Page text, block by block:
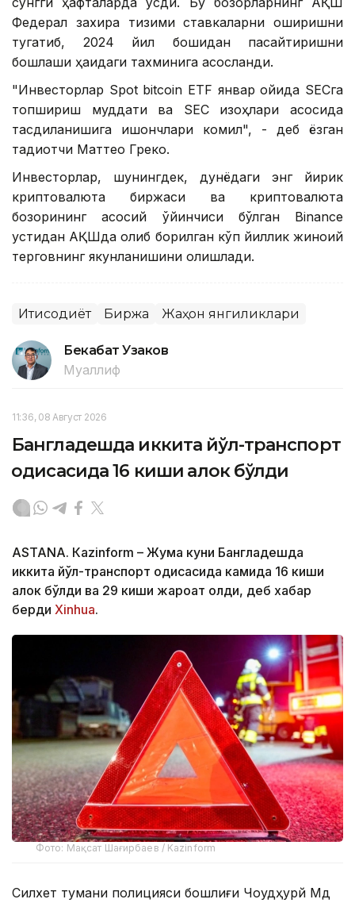
Федерал захира тизими ставкаларни оширишни
тугатиб, 2024 йил бошидан пасайтиришни
бошлаши ҳақидаги тахминига асосланди.
"Инвесторлар Spot bitcoin ETF январ ойида SECга
топшириш муддати ва SEC изоҳлари асосида
тасдиқланишига ишончлари комил", - деб ёзган
тадқиқотчи Маттео Греко.
Инвесторлар, шунингдек, дунёдаги энг йирик
криптовалюта биржаси ва криптовалюта
бозорининг асосий ўйинчиси бўлган Binance
устидан АҚШда олиб борилган кўп йиллик жиноий
терговнинг якунланишини олқишлади.
Иқтисодиёт Биржа Жаҳон янгиликлари
Бекабат Узаков
Муаллиф
11:36, 08 Август 2026
Бангладешда иккита йўл-транспорт
ҳодисасида 16 киши ҳалок бўлди
ASTANА. Кazinform – Жума куни Бангладешда
иккита йўл-транспорт ҳодисасида камида 16 киши
ҳалок бўлди ва 29 киши жароҳат олди, деб хабар
берди Xinhua.
Фото: Мақсат Шағирбаев / Kazinform
Силхет тумани полицияси бошлиғи Чоудҳурй Мд